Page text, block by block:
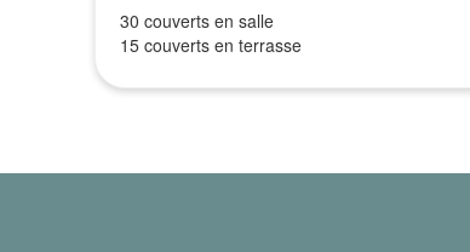
30 couverts en salle
15 couverts en terrasse